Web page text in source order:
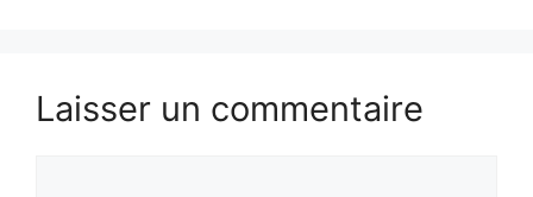
Laisser un commentaire